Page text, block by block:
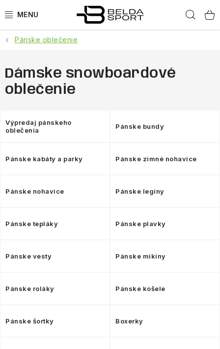
na
ŠPORTY
BEH
BOGNER
GOLDBERGH
DOPLNKY
NAŠE SLUŽBY
Pánske oblečenie
Dámske snowboardové
oblečenie
Výpredaj pánskeho
oblečenia
Pánske bundy
Pánske kabáty a parky Pánske zimné nohavice
Pánske nohavice Pánske legíny
Pánske tepláky Pánske plavky
Pánske vesty Pánske mikiny
Pánske roláky Pánske košele
Pánske šortky Boxerky